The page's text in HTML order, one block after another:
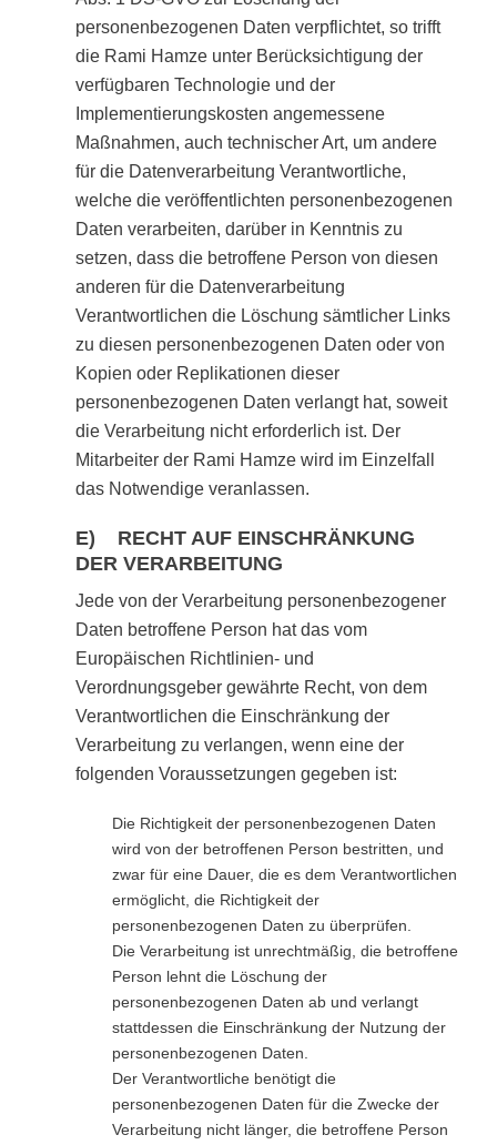
personenbezogenen Daten verpflichtet, so trifft
die Rami Hamze unter Berücksichtigung der
verfügbaren Technologie und der
Implementierungskosten angemessene
Maßnahmen, auch technischer Art, um andere
für die Datenverarbeitung Verantwortliche,
welche die veröffentlichten personenbezogenen
Daten verarbeiten, darüber in Kenntnis zu
setzen, dass die betroffene Person von diesen
anderen für die Datenverarbeitung
Verantwortlichen die Löschung sämtlicher Links
zu diesen personenbezogenen Daten oder von
Kopien oder Replikationen dieser
personenbezogenen Daten verlangt hat, soweit
die Verarbeitung nicht erforderlich ist. Der
Mitarbeiter der Rami Hamze wird im Einzelfall
das Notwendige veranlassen.
E) RECHT AUF EINSCHRÄNKUNG
DER VERARBEITUNG
Jede von der Verarbeitung personenbezogener
Daten betroffene Person hat das vom
Europäischen Richtlinien- und
Verordnungsgeber gewährte Recht, von dem
Verantwortlichen die Einschränkung der
Verarbeitung zu verlangen, wenn eine der
folgenden Voraussetzungen gegeben ist:
Die Richtigkeit der personenbezogenen Daten
wird von der betroffenen Person bestritten, und
zwar für eine Dauer, die es dem Verantwortlichen
ermöglicht, die Richtigkeit der
personenbezogenen Daten zu überprüfen.
Die Verarbeitung ist unrechtmäßig, die betroffene
Person lehnt die Löschung der
personenbezogenen Daten ab und verlangt
stattdessen die Einschränkung der Nutzung der
personenbezogenen Daten.
Der Verantwortliche benötigt die
personenbezogenen Daten für die Zwecke der
Verarbeitung nicht länger, die betroffene Person